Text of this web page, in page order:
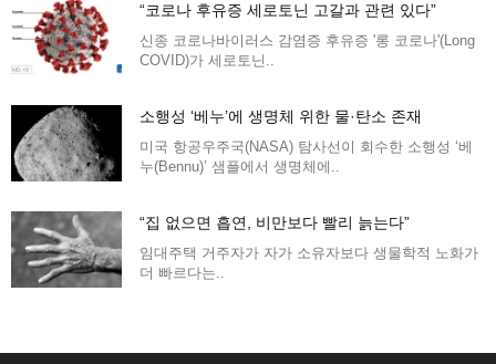
“코로나 후유증 세로토닌 고갈과 관련 있다”
신종 코로나바이러스 감염증 후유증 '롱 코로나'(Long
COVID)가 세로토닌..
소행성 ‘베누’에 생명체 위한 물·탄소 존재
미국 항공우주국(NASA) 탐사선이 회수한 소행성 ‘베
누(Bennu)’ 샘플에서 생명체에..
“집 없으면 흡연, 비만보다 빨리 늙는다”
임대주택 거주자가 자가 소유자보다 생물학적 노화가
더 빠르다는..